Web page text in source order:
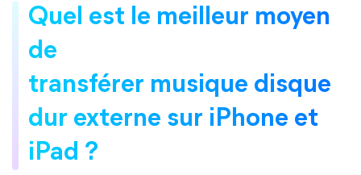
Quel est le meilleur moyen
de
transférer musique disque
dur externe sur iPhone et
iPad ?